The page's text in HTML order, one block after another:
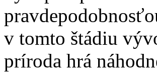
v tomto štádiu
príroda hrá